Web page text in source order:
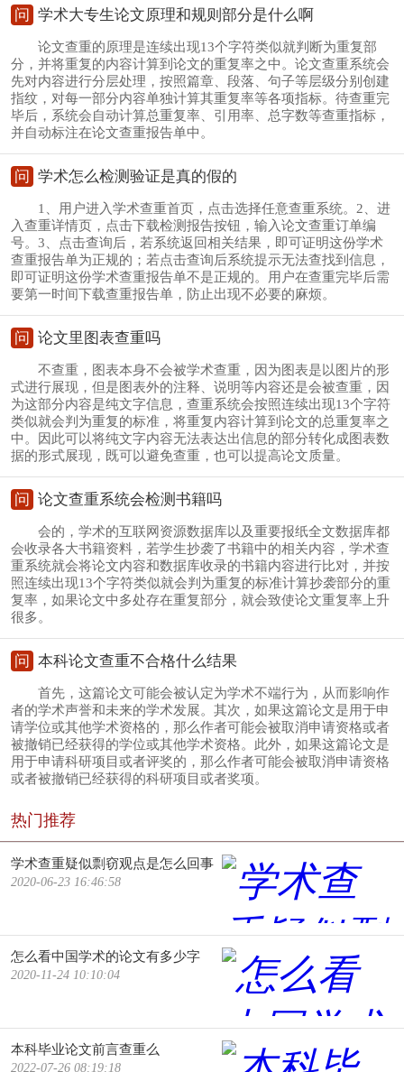
问 学术大专生论文原理和规则部分是什么啊
论文查重的原理是连续出现13个字符类似就判断为重复部
分，并将重复的内容计算到论文的重复率之中。论文查重系统会
先对内容进行分层处理，按照篇章、段落、句子等层级分别创建
指纹，对每一部分内容单独计算其重复率等各项指标。待查重完
毕后，系统会自动计算总重复率、引用率、总字数等查重指标，
并自动标注在论文查重报告单中。
问 学术怎么检测验证是真的假的
1、用户进入学术查重首页，点击选择任意查重系统。2、进
入查重详情页，点击下载检测报告按钮，输入论文查重订单编
号。3、点击查询后，若系统返回相关结果，即可证明这份学术
查重报告单为正规的；若点击查询后系统提示无法查找到信息，
即可证明这份学术查重报告单不是正规的。用户在查重完毕后需
要第一时间下载查重报告单，防止出现不必要的麻烦。
问 论文里图表查重吗
不查重，图表本身不会被学术查重，因为图表是以图片的形
式进行展现，但是图表外的注释、说明等内容还是会被查重，因
为这部分内容是纯文字信息，查重系统会按照连续出现13个字符
类似就会判为重复的标准，将重复内容计算到论文的总重复率之
中。因此可以将纯文字内容无法表达出信息的部分转化成图表数
据的形式展现，既可以避免查重，也可以提高论文质量。
问 论文查重系统会检测书籍吗
会的，学术的互联网资源数据库以及重要报纸全文数据库都
会收录各大书籍资料，若学生抄袭了书籍中的相关内容，学术查
重系统就会将论文内容和数据库收录的书籍内容进行比对，并按
照连续出现13个字符类似就会判为重复的标准计算抄袭部分的重
复率，如果论文中多处存在重复部分，就会致使论文重复率上升
很多。
问 本科论文查重不合格什么结果
首先，这篇论文可能会被认定为学术不端行为，从而影响作
者的学术声誉和未来的学术发展。其次，如果这篇论文是用于申
请学位或其他学术资格的，那么作者可能会被取消申请资格或者
被撤销已经获得的学位或其他学术资格。此外，如果这篇论文是
用于申请科研项目或者评奖的，那么作者可能会被取消申请资格
或者被撤销已经获得的科研项目或者奖项。
热门推荐
学术查重疑似剽窃观点是怎么回事
2020-06-23 16:46:58
怎么看中国学术的论文有多少字
2020-11-24 10:10:04
本科毕业论文前言查重么
2022-07-26 08:19:18